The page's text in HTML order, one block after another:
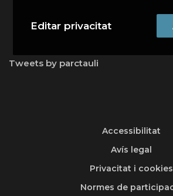
Tweets by parctauli
Accessibilitat
Avís legal
Privacitat i cookies
Normes de
Editar privacitat